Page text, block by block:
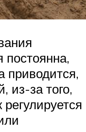
постоянна,
приводится,
из-за того,